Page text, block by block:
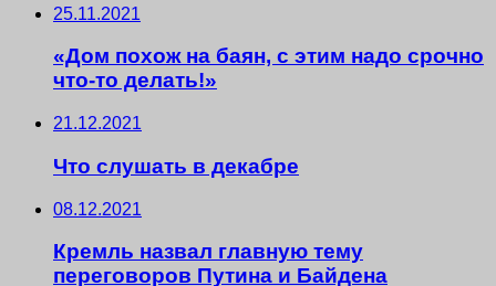
25.11.2021
«Дом похож на баян, с этим надо срочно
что-то делать!»
21.12.2021
Что слушать в декабре
08.12.2021
Кремль назвал главную тему
переговоров Путина и Байдена